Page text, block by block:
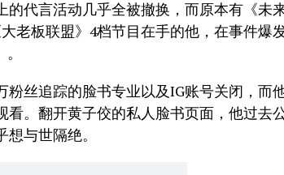
代言活动几乎全被撤换，而原本有《未
老板联盟》4档节目在手的他，在事件爆
丝追踪的脸书专业以及IG账号关闭，而
。翻开黄子佼的私人脸书页面，他过去
与世隔绝。